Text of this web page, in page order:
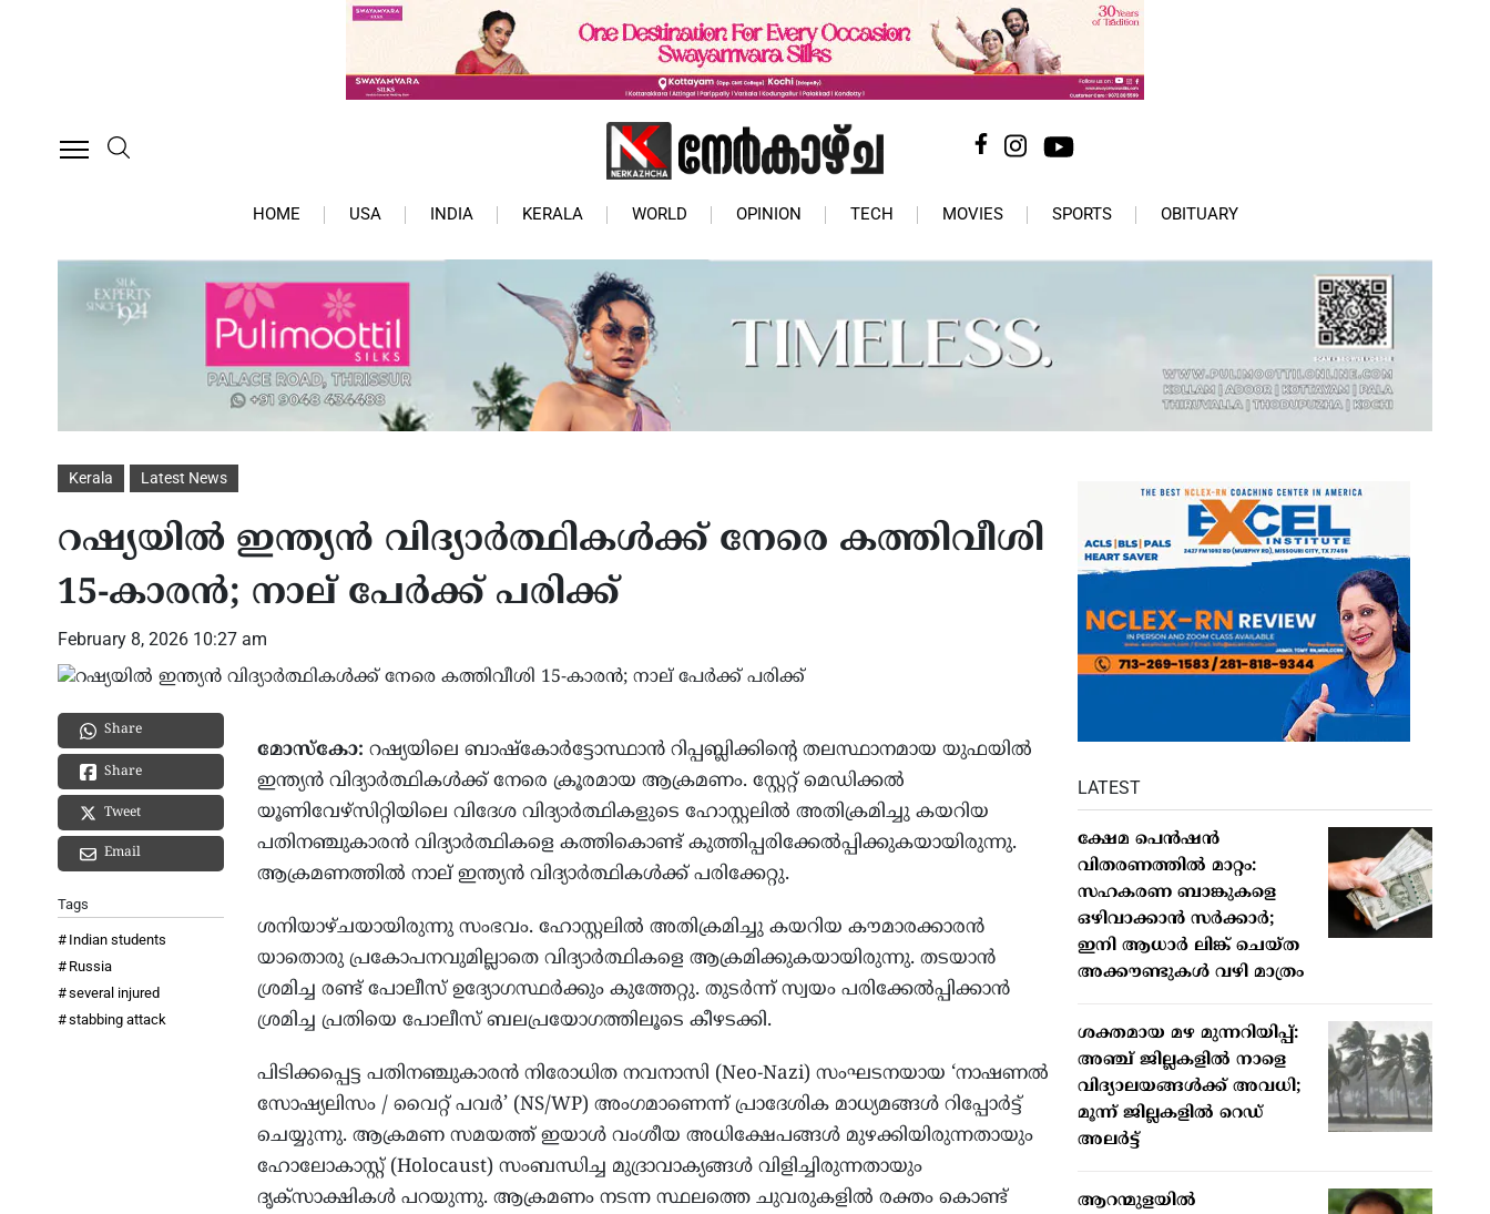
HOME USA INDIA KERALA WORLD OPINION TECH MOVIES SPORTS OBITUARY
Kerala Latest News
റഷ്യയിൽ ഇന്ത്യൻ വിദ്യാർത്ഥികൾക്ക് നേരെ കത്തിവീശി
15-കാരൻ; നാല് പേർക്ക് പരിക്ക്
February 8, 2026 10:27 am
Share
Share
Tweet
Email
Tags
Indian students
Russia
several injured
stabbing attack
മോസ്കോ: റഷ്യയിലെ ബാഷ്കോർട്ടോസ്ഥാൻ റിപ്പബ്ലിക്കിന്റെ തലസ്ഥാനമായ യുഫയിൽ
ഇന്ത്യൻ വിദ്യാർത്ഥികൾക്ക് നേരെ ക്രൂരമായ ആക്രമണം. സ്റ്റേറ്റ് മെഡിക്കൽ
യൂണിവേഴ്സിറ്റിയിലെ വിദേശ വിദ്യാർത്ഥികളുടെ ഹോസ്റ്റലിൽ അതിക്രമിച്ചു കയറിയ
പതിനഞ്ചുകാരൻ വിദ്യാർത്ഥികളെ കത്തികൊണ്ട് കുത്തിപ്പരിക്കേൽപ്പിക്കുകയായിരുന്നു.
ആക്രമണത്തിൽ നാല് ഇന്ത്യൻ വിദ്യാർത്ഥികൾക്ക് പരിക്കേറ്റു.
ശനിയാഴ്ചയായിരുന്നു സംഭവം. ഹോസ്റ്റലിൽ അതിക്രമിച്ചു കയറിയ കൗമാരക്കാരൻ
യാതൊരു പ്രകോപനവുമില്ലാതെ വിദ്യാർത്ഥികളെ ആക്രമിക്കുകയായിരുന്നു. തടയാൻ
ശ്രമിച്ച രണ്ട് പോലീസ് ഉദ്യോഗസ്ഥർക്കും കുത്തേറ്റു. തുടർന്ന് സ്വയം പരിക്കേൽപ്പിക്കാൻ
ശ്രമിച്ച പ്രതിയെ പോലീസ് ബലപ്രയോഗത്തിലൂടെ കീഴടക്കി.
പിടിക്കപ്പെട്ട പതിനഞ്ചുകാരൻ നിരോധിത നവനാസി (Neo-Nazi) സംഘടനയായ ‘നാഷണൽ
സോഷ്യലിസം / വൈറ്റ് പവർ’ (NS/WP) അംഗമാണെന്ന് പ്രാദേശിക മാധ്യമങ്ങൾ റിപ്പോർട്ട്
ചെയ്യുന്നു. ആക്രമണ സമയത്ത് ഇയാൾ വംശീയ അധിക്ഷേപങ്ങൾ മുഴക്കിയിരുന്നതായും
ഹോലോകാസ്റ്റ് (Holocaust) സംബന്ധിച്ച മുദ്രാവാക്യങ്ങൾ വിളിച്ചിരുന്നതായും
ദൃക്സാക്ഷികൾ പറയുന്നു. ആക്രമണം നടന്ന സ്ഥലത്തെ ചുവരുകളിൽ രക്തം കൊണ്ട്
LATEST
ക്ഷേമ പെൻഷൻ
വിതരണത്തിൽ മാറ്റം:
സഹകരണ ബാങ്കുകളെ
ഒഴിവാക്കാൻ സർക്കാർ;
ഇനി ആധാർ ലിങ്ക് ചെയ്ത
അക്കൗണ്ടുകൾ വഴി മാത്രം
ശക്തമായ മഴ മുന്നറിയിപ്പ്:
അഞ്ച് ജില്ലകളിൽ നാളെ
വിദ്യാലയങ്ങൾക്ക് അവധി;
മൂന്ന് ജില്ലകളിൽ റെഡ്
അലർട്ട്
ആറന്മുളയിൽ